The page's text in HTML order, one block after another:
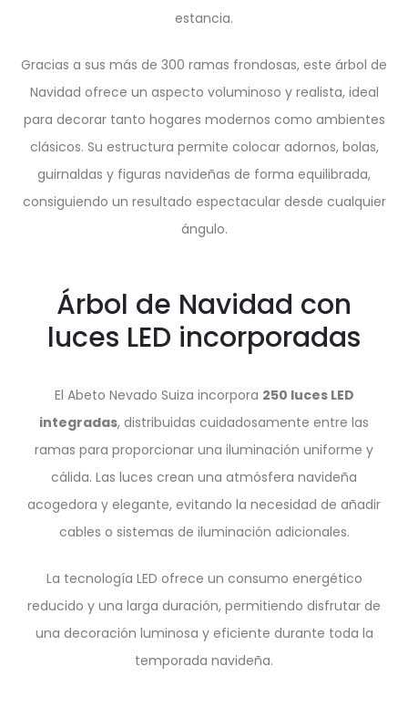
estancia.
Gracias a sus más de 300 ramas frondosas, este árbol de
Navidad ofrece un aspecto voluminoso y realista, ideal
para decorar tanto hogares modernos como ambientes
clásicos. Su estructura permite colocar adornos, bolas,
guirnaldas y figuras navideñas de forma equilibrada,
consiguiendo un resultado espectacular desde cualquier
ángulo.
Árbol de Navidad con
luces LED incorporadas
El Abeto Nevado Suiza incorpora 250 luces LED
integradas, distribuidas cuidadosamente entre las
ramas para proporcionar una iluminación uniforme y
cálida. Las luces crean una atmósfera navideña
acogedora y elegante, evitando la necesidad de añadir
cables o sistemas de iluminación adicionales.
La tecnología LED ofrece un consumo energético
reducido y una larga duración, permitiendo disfrutar de
una decoración luminosa y eficiente durante toda la
temporada navideña.